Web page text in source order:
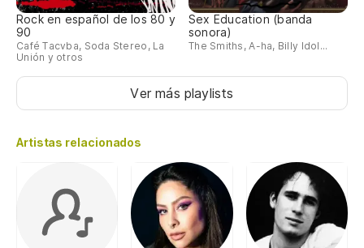
Rock en español de los 80 y
90
Café Tacvba, Soda Stereo, La
Unión y otros
Sex Education (banda
sonora)
The Smiths, A-ha, Billy Idol...
Ver más playlists
Artistas relacionados